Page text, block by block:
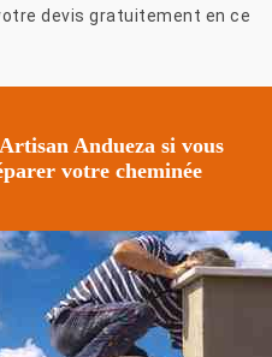
devis gratuitement en ce
Andueza si vous
votre cheminée